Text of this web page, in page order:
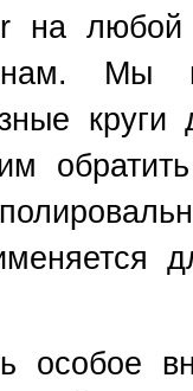
на
Мы
круги